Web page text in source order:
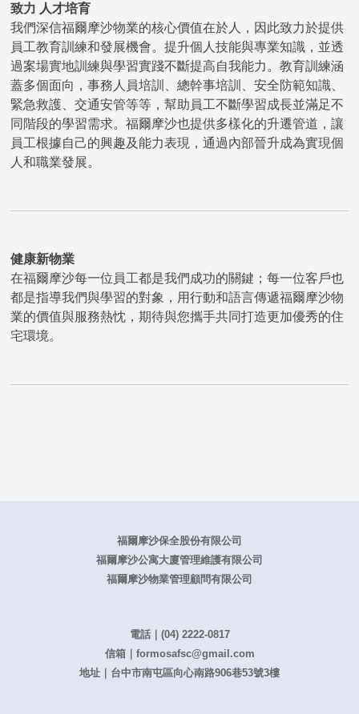
致力 人才培育
我們深信福爾摩沙物業的核心價值在於人，因此致力於提供
員工教育訓練和發展機會。提升個人技能與專業知識，並透
過案場實地訓練與學習實踐不斷提高自我能力。教育訓練涵
蓋多個面向，事務人員培訓、總幹事培訓、安全防範知識、
緊急救護、交通安管等等，幫助員工不斷學習成長並滿足不
同階段的學習需求。福爾摩沙也提供多樣化的升遷管道，讓
員工根據自己的興趣及能力表現，通過內部晉升成為實現個
人和職業發展。
健康新物業
在福爾摩沙每一位員工都是我們成功的關鍵；每一位客戶也
都是指導我們與學習的對象，用行動和語言傳遞福爾摩沙物
業的價值與服務熱忱，期待與您攜手共同打造更加優秀的住
宅環境。
福爾摩沙保全股份有限公司
福爾摩沙公寓大廈管理維護有限公司
福爾摩沙物業管理顧問有限公司
電話｜ (04) 2222-0817
信箱｜ formosafsc@gmail.com
地址｜台中市南屯區向心南路906巷53號3樓